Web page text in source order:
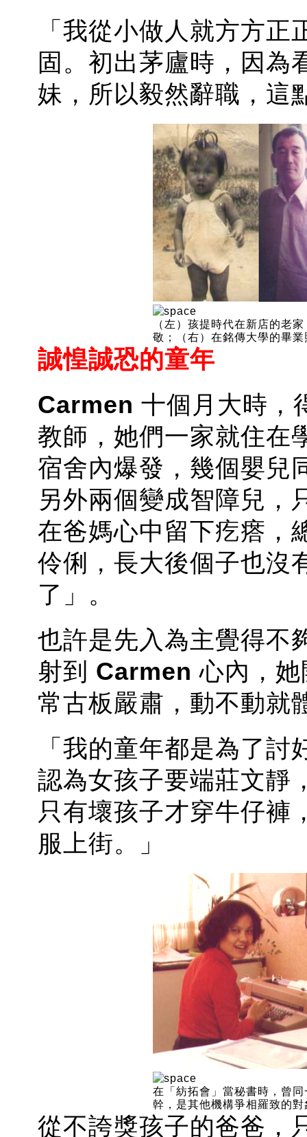
「我從小做人就方方
固。初出茅廬時，因為
妹，所以毅然辭職，這
（左）孩提時代在新店的老
敬；（右）在銘傳大學的畢
誠惶誠恐的童年
Carmen 十個月大時，
教師，她們一家就住在
宿舍內爆發，幾個嬰兒
另外兩個變成智障兒，
在爸媽心中留下疙瘩，
伶俐，長大後個子也沒
了」。
也許是先入為主覺得不
射到 Carmen 心內，
常古板嚴肅，動不動就
「我的童年都是為了
認為女孩子要端莊文靜
只有壞孩子才穿牛仔褲
服上街。」
在「紡拓會」當秘書時，曾
幹，是其他機構爭相羅致的對
從不誇獎孩子的爸爸，